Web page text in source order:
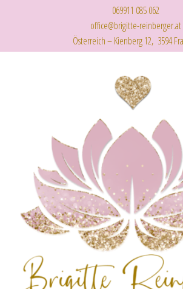
069911 085 062
office@brigitte-reinberger.at
Österreich – Kienberg 12, 3594